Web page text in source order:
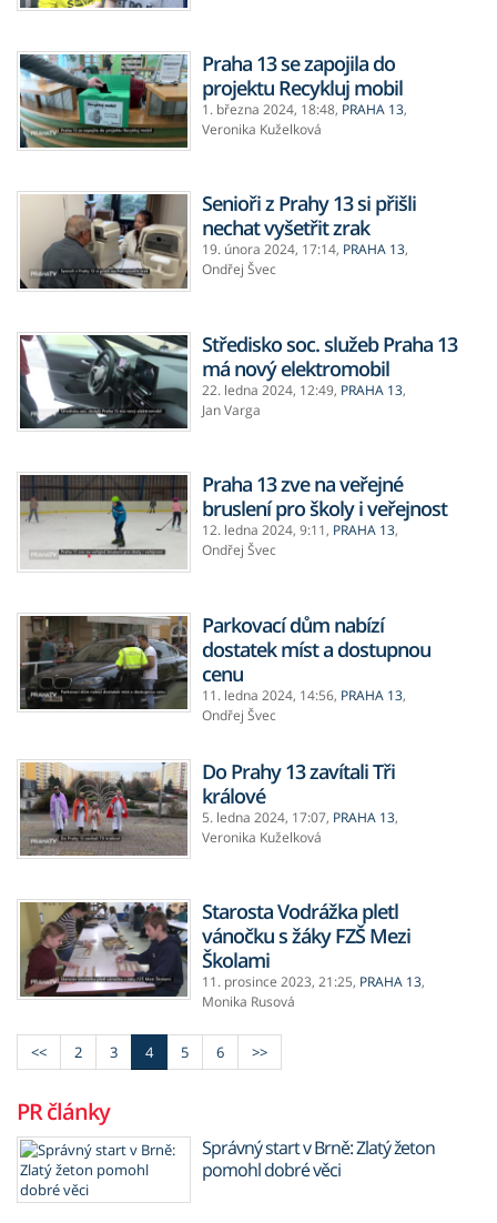
Praha 13 se zapojila do
projektu Recykluj mobil
1. března 2024, 18:48, PRAHA 13,
Veronika Kuželková
Senioři z Prahy 13 si přišli
nechat vyšetřit zrak
19. února 2024, 17:14, PRAHA 13,
Ondřej Švec
Středisko soc. služeb Praha 13
má nový elektromobil
22. ledna 2024, 12:49, PRAHA 13,
Jan Varga
Praha 13 zve na veřejné
bruslení pro školy i veřejnost
12. ledna 2024, 9:11, PRAHA 13,
Ondřej Švec
Parkovací dům nabízí
dostatek míst a dostupnou
cenu
11. ledna 2024, 14:56, PRAHA 13,
Ondřej Švec
Do Prahy 13 zavítali Tři
králové
5. ledna 2024, 17:07, PRAHA 13,
Veronika Kuželková
Starosta Vodrážka pletl
vánočku s žáky FZŠ Mezi
Školami
11. prosince 2023, 21:25, PRAHA 13,
Monika Rusová
<< 2 3 4 5 6 >>
PR články
Správný start v Brně: Zlatý žeton
pomohl dobré věci